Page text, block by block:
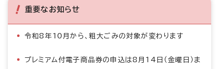
重要なお知らせ
令和8年10月から、粗大ごみの対象が変わります
プレミアム付電子商品券の申込は8月14日（金曜日）ま